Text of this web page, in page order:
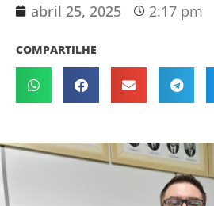
abril 25, 2025 2:17 pm
COMPARTILHE